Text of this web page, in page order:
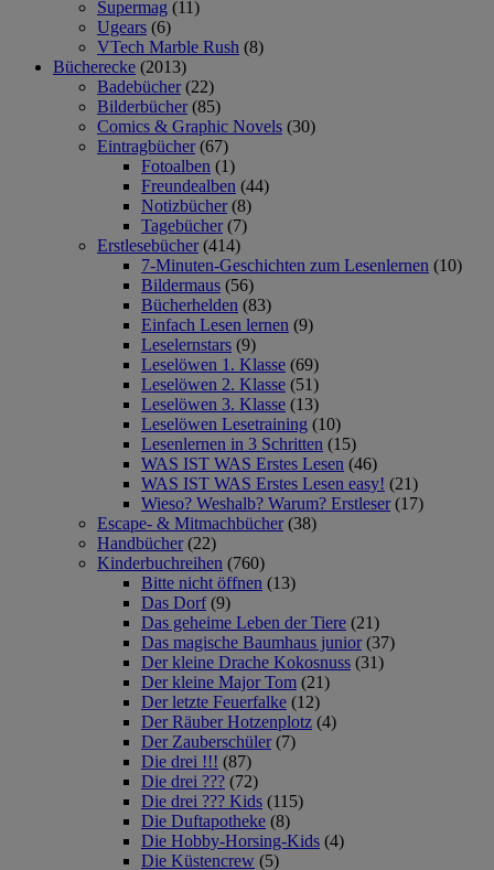
Supermag (11)
Ugears (6)
VTech Marble Rush (8)
Bücherecke (2013)
Badebücher (22)
Bilderbücher (85)
Comics & Graphic Novels (30)
Eintragbücher (67)
Fotoalben (1)
Freundealben (44)
Notizbücher (8)
Tagebücher (7)
Erstlesebücher (414)
7-Minuten-Geschichten zum Lesenlernen (10)
Bildermaus (56)
Bücherhelden (83)
Einfach Lesen lernen (9)
Leselernstars (9)
Leselöwen 1. Klasse (69)
Leselöwen 2. Klasse (51)
Leselöwen 3. Klasse (13)
Leselöwen Lesetraining (10)
Lesenlernen in 3 Schritten (15)
WAS IST WAS Erstes Lesen (46)
WAS IST WAS Erstes Lesen easy! (21)
Wieso? Weshalb? Warum? Erstleser (17)
Escape- & Mitmachbücher (38)
Handbücher (22)
Kinderbuchreihen (760)
Bitte nicht öffnen (13)
Das Dorf (9)
Das geheime Leben der Tiere (21)
Das magische Baumhaus junior (37)
Der kleine Drache Kokosnuss (31)
Der kleine Major Tom (21)
Der letzte Feuerfalke (12)
Der Räuber Hotzenplotz (4)
Der Zauberschüler (7)
Die drei !!! (87)
Die drei ??? (72)
Die drei ??? Kids (115)
Die Duftapotheke (8)
Die Hobby-Horsing-Kids (4)
Die Küstencrew (5)